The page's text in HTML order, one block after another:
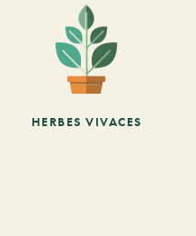
HERBES VIVACES